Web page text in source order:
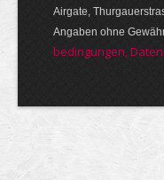
Airgate,
Angaben ohne
bedin­gungen,